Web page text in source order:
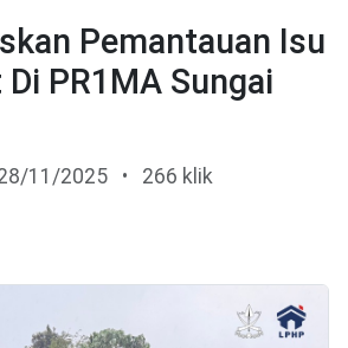
Pemantauan Isu
PR1MA Sungai
11/2025 • 266 klik